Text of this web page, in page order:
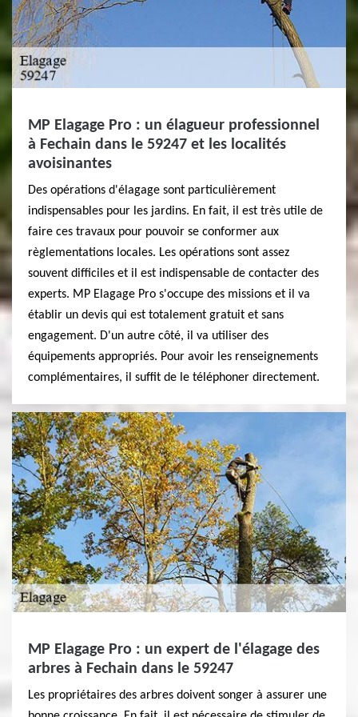
MP Elagage Pro : un élagueur professionnel
à Fechain dans le 59247 et les localités
avoisinantes
Des opérations d'élagage sont particulièrement
indispensables pour les jardins. En fait, il est très utile de
faire ces travaux pour pouvoir se conformer aux
règlementations locales. Les opérations sont assez
souvent difficiles et il est indispensable de contacter des
experts. MP Elagage Pro s'occupe des missions et il va
établir un devis qui est totalement gratuit et sans
engagement. D'un autre côté, il va utiliser des
équipements appropriés. Pour avoir les renseignements
complémentaires, il suffit de le téléphoner directement.
MP Elagage Pro : un expert de l'élagage des
arbres à Fechain dans le 59247
Les propriétaires des arbres doivent songer à assurer une